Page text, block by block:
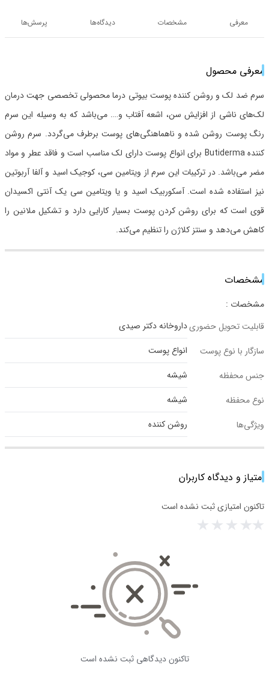
معرفی مشخصات دیدگاه‌ها پرسش‌ها
معرفی محصول
سرم ضد لک و روشن کننده پوست بیوتی درما محصولی تخصصی جهت درمان
لک‌های ناشی از افزایش سن، اشعه آفتاب و…. می‌باشد که به وسیله این سرم
رنگ پوست روشن شده و ناهماهنگی‌های پوست برطرف می‌گردد. سرم روشن
کننده Butiderma برای انواع پوست دارای لک مناسب است و فاقد عطر و مواد
مضر می‌باشد. در ترکیبات این سرم از ویتامین سی، کوجیک اسید و آلفا آربوتین
نیز استفاده شده است. آسکوربیک اسید و یا ویتامین سی یک آنتی اکسیدان
قوی است که برای روشن کردن پوست بسیار کارایی دارد و تشکیل ملانین را
کاهش می‌دهد و سنتز کلاژن را تنظیم می‌کند.
مشخصات
مشخصات :
قابلیت تحویل حضوریداروخانه دکتر صیدی
سازگار با نوع پوست
انواع پوست
جنس محفظه
شیشه
نوع محفظه
شیشه
ویژگی‌ها
روشن کننده
امتیاز و دیدگاه کاربران
تاکنون امتیازی ثبت نشده است
تاکنون دیدگاهی ثبت نشده است